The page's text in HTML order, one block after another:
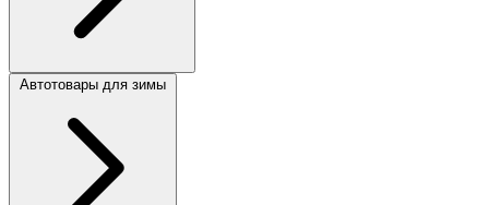
Автотовары для зимы